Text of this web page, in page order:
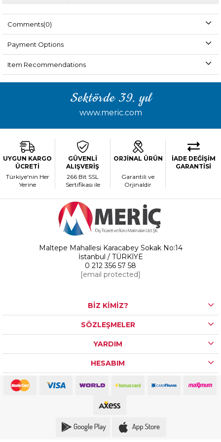
Comments(0)
Payment Options
Item Recommendations
Sektörde 39. yıl
www.meric.com
UYGUN KARGO
ÜCRETİ
Türkiye'nin Her
Yerine
GÜVENLİ
ALIŞVERİŞ
266 Bit SSL
Sertifikası ile
ORJİNAL ÜRÜN
Garantili ve
Orjinaldir
İADE DEĞİŞİM
GARANTİSİ
Maltepe Mahallesi Karacabey Sokak No:14
İstanbul / TÜRKİYE
0 212 356 57 58
[email protected]
BİZ KİMİZ?
SÖZLEŞMELER
YARDIM
HESABIM